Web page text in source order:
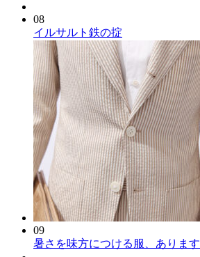
08
イルサルト鉄の掟
09
暑さを味方につける服、あります